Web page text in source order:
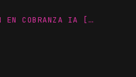
EN COBRANZA IA […